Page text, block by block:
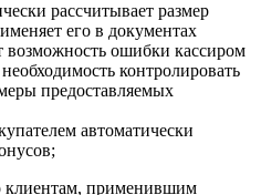
рассчитывает размер
его в документах
возможность ошибки кассиром
контролировать
предоставляемых
автоматически
применившим